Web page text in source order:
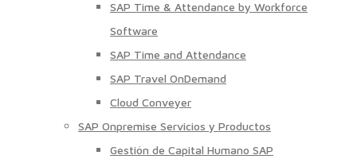
SAP Time & Attendance by Workforce
Software
SAP Time and Attendance
SAP Travel OnDemand
Cloud Conveyer
SAP Onpremise Servicios y Productos
Gestión de Capital Humano SAP